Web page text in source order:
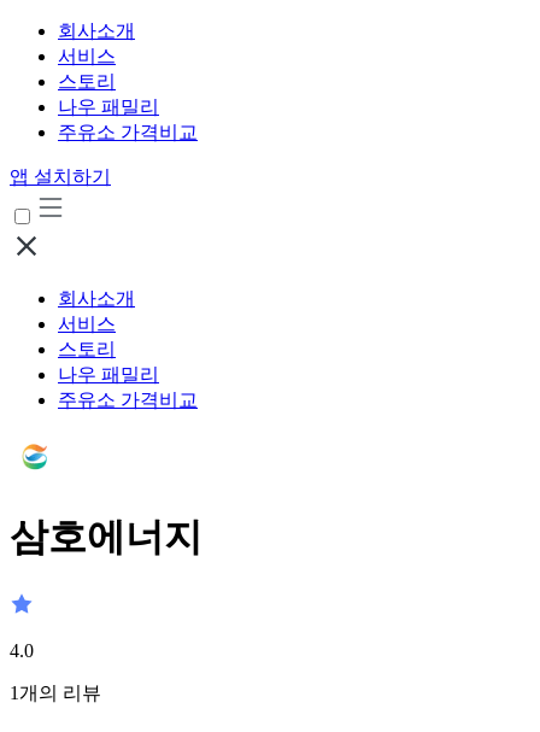
회사소개
서비스
스토리
나우 패밀리
주유소 가격비교
앱 설치하기
회사소개
서비스
스토리
나우 패밀리
주유소 가격비교
삼호에너지
4.0
1개의 리뷰